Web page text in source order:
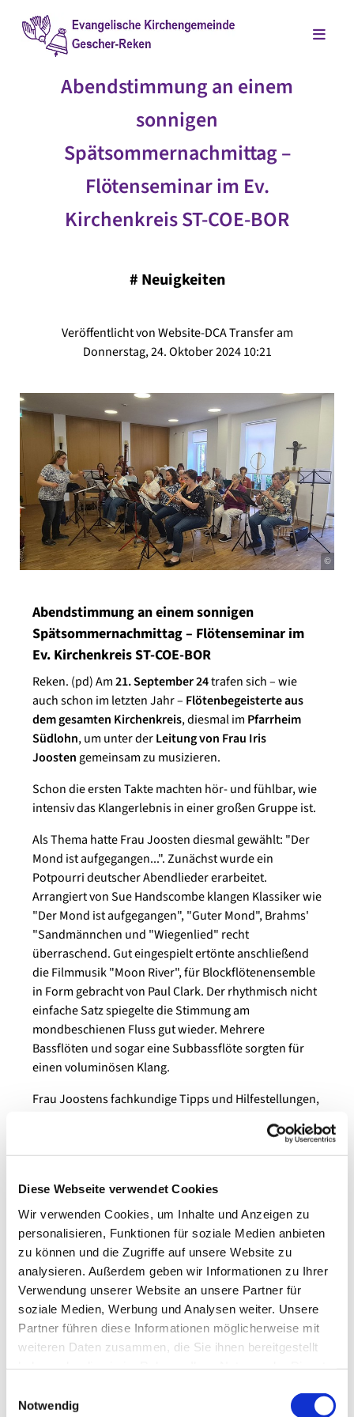
Diese Webseite verwendet Cookies
Wir verwenden Cookies, um Inhalte und Anzeigen zu
personalisieren, Funktionen für soziale Medien anbieten
zu können und die Zugriffe auf unsere Website zu
analysieren. Außerdem geben wir Informationen zu Ihrer
Verwendung unserer Website an unsere Partner für
soziale Medien, Werbung und Analysen weiter. Unsere
Partner führen diese Informationen möglicherweise mit
weiteren Daten zusammen, die Sie ihnen bereitgestellt
Notwendig
Abendstimmung an einem
sonnigen
Spätsommernachmittag –
Flötenseminar im Ev.
Kirchenkreis ST-COE-BOR
# Neuigkeiten
Veröffentlicht von Website-DCA Transfer am
Donnerstag, 24. Oktober 2024 10:21
©
Abendstimmung an einem sonnigen
Spätsommernachmittag – Flötenseminar im
Ev. Kirchenkreis ST-COE-BOR
Reken. (pd) Am21. September 24trafen sich – wie
auch schon im letzten Jahr – Flötenbegeisterte aus
dem gesamten Kirchenkreis, diesmal im Pfarrheim
Südlohn, um unter derLeitung von Frau Iris
Joosten gemeinsam zu musizieren.
Schon die ersten Takte machten hör- und fühlbar, wie
intensiv das Klangerlebnis in einer großen Gruppe ist.
Als Thema hatte Frau Joosten diesmal gewählt: "Der
Mond ist aufgegangen...". Zunächst wurde ein
Potpourri deutscher Abendlieder erarbeitet.
Arrangiert von Sue Handscombe klangen Klassiker wie
"Der Mond ist aufgegangen", "Guter Mond", Brahms'
"Sandmännchen und "Wiegenlied" recht
überraschend. Gut eingespielt ertönte anschließend
die Filmmusik "Moon River", für Blockflötenensemble
in Form gebracht von Paul Clark. Der rhythmisch nicht
einfache Satz spiegelte die Stimmung am
mondbeschienen Fluss gut wieder. Mehrere
Bassflöten und sogar eine Subbassflöte sorgten für
einen voluminösen Klang.
Frau Joostens fachkundige Tipps und Hilfestellungen,
Teilnehmerinnen auch über den Workshop hinaus in
ihren heimischen Flötenkreisen wertvolle
bei Kaffee und Kuchen zu einem regen Austausch über
das Repertoire der unterschiedlichen Flötenkreise.
Abschließend wurden mit großer Spielfreude die
allseits bekannten Lieder "Weißt du wieviel Sternlein
stehen" und "Der Mond ist aufgegangen" in der
Bearbeitung von Allen Rosenheck gespielt. Hier wurde
noch einmal deutlich, wie rhythmische Änderungen,
Tonartwechsel und Verfremdung die ursprünglichen
Lieder zu einem ganz neuen Hörerlebnis machten.
Schade, dass wir unsere erarbeiteten Werke dieses
konnten!